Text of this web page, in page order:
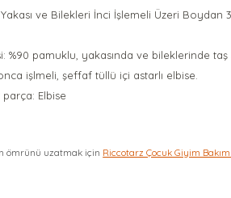
ve Bilekleri İnci İşlemeli Üzeri Boydan
%90 pamuklu, yakasında ve bileklerinde taş
işlmeli, şeffaf tüllü içi astarlı elbise.
Elbise
ömrünü uzatmak için Riccotarz Çocuk Giyim